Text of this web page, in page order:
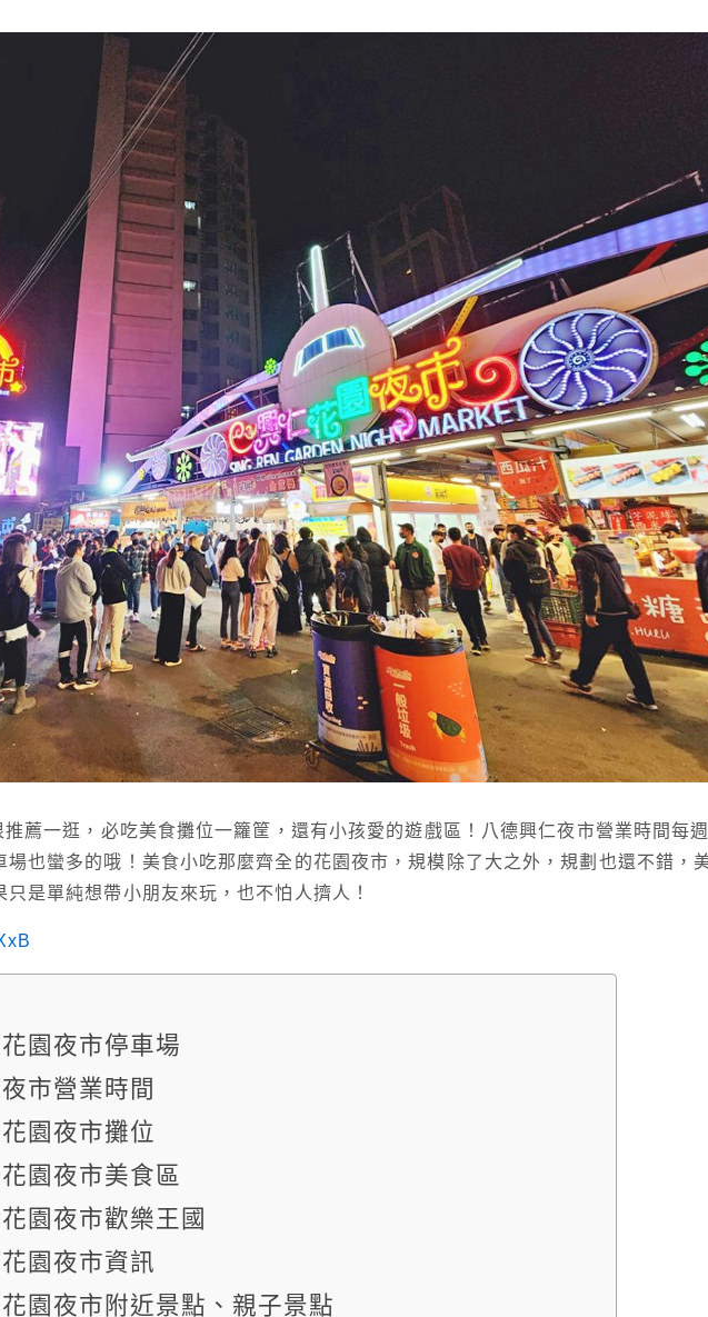
推薦一逛，必吃美食攤位一籮筐，還有小孩愛的遊戲區！八德興仁夜市營業時間每週
也蠻多的哦！美食小吃那麼齊全的花園夜市，規模除了大之外，規劃也還不錯，
是單純想帶小朋友來玩，也不怕人擠人！
園夜市停車場
市營業時間
園夜市攤位
園夜市美食區
園夜市歡樂王國
園夜市資訊
園夜市附近景點、親子景點